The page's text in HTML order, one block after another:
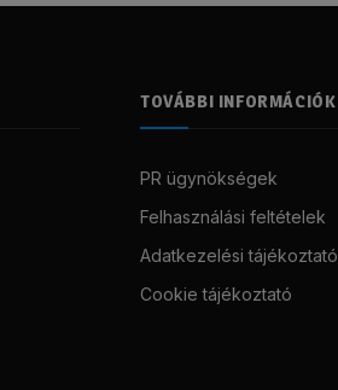
TOVÁBBI INFORMÁCIÓK
PR ügynökségek
Felhasználási feltételek
Adatkezelési tájékoztató
Cookie tájékoztató